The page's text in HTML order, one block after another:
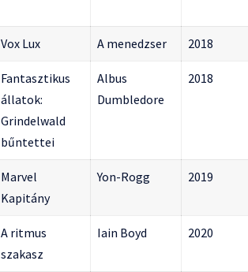
Vox Lux A menedzser 2018
Fantasztikus
állatok:
Grindelwald
bűntettei
Albus
Dumbledore
2018
Marvel
Kapitány
Yon-Rogg 2019
A ritmus
szakasz
Iain Boyd 2020